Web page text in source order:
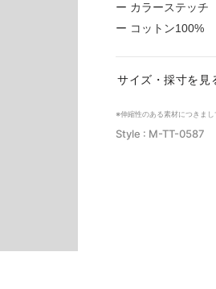
ー カラーステッチ
ー コットン100%
サイズ・採寸を見
※伸縮性のある素材につきま
Style : M-TT-0587